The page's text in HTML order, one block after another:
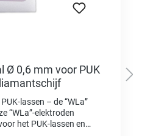
Ø 0,6 mm voor PUK
lassen – de “WLa”
“WLa”-elektroden
het PUK-lassen en